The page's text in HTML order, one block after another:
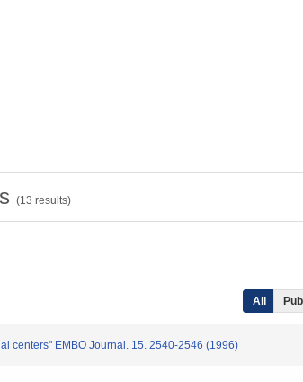
(13 results)
All
centers" EMBO Journal. 15. 2540-2546 (1996)